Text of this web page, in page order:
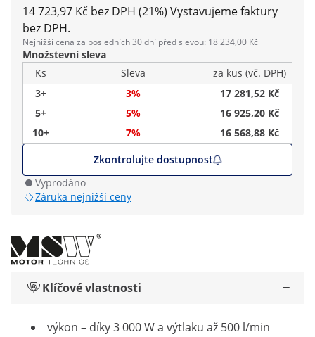
14 723,97 Kč bez DPH (21%) Vystavujeme faktury
bez DPH.
Nejnižší cena za posledních 30 dní před slevou: 18 234,00 Kč
Množstevní sleva
Ks
Sleva
za kus (vč. DPH)
3+
3%
17 281,52 Kč
5+
5%
16 925,20 Kč
10+
7%
16 568,88 Kč
Zkontrolujte dostupnost
Vyprodáno
Záruka nejnižší ceny
Klíčové vlastnosti
výkon – díky 3 000 W a výtlaku až 500 l/min